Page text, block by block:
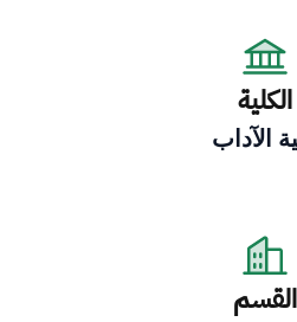
الكلية
الآداب
القسم